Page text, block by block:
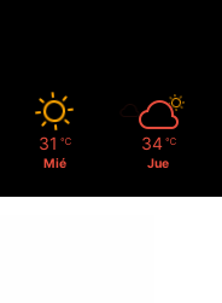
31 ℃
Mié
34 ℃
Jue